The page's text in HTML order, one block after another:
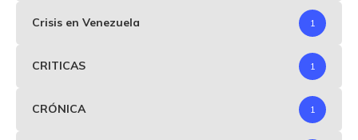
Crisis en Venezuela 1
CRITICAS 1
CRÓNICA 1